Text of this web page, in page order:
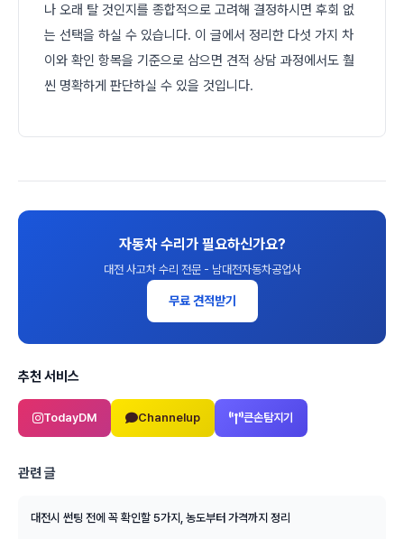
나 오래 탈 것인지를 종합적으로 고려해 결정하시면 후회 없
는 선택을 하실 수 있습니다. 이 글에서 정리한 다섯 가지 차
이와 확인 항목을 기준으로 삼으면 견적 상담 과정에서도 훨
씬 명확하게 판단하실 수 있을 것입니다.
자동차 수리가 필요하신가요?
대전 사고차 수리 전문 - 남대전자동차공업사
무료 견적받기
추천 서비스
TodayDM Channelup 큰손탐지기
관련 글
대전시 썬팅 전에 꼭 확인할 5가지, 농도부터 가격까지 정리